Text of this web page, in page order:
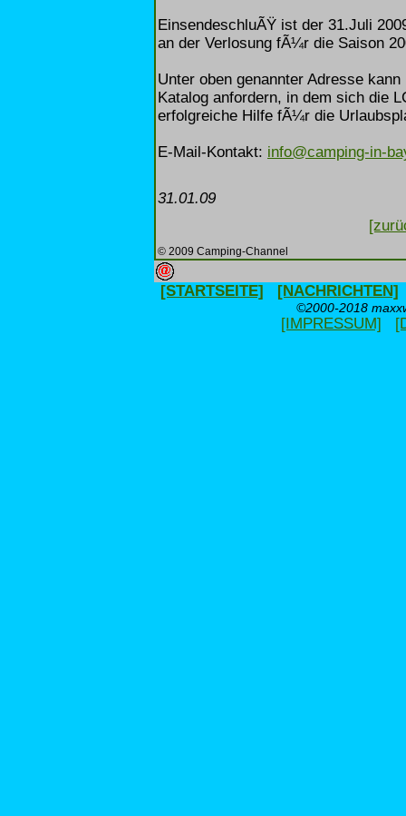
EinsendeschluÃŸ ist der 31.Juli
an der Verlosung fÃ¼r die Saison
Unter oben genannter Adresse
Katalog anfordern, in dem sich die
erfolgreiche Hilfe fÃ¼r die
E-Mail-Kontakt: info@camping-in-
31.01.09
© 2009 Camping-Channel
[STARTSEITE] [NACHRICHTEN]
©2000-2018
[IMPRESSUM]